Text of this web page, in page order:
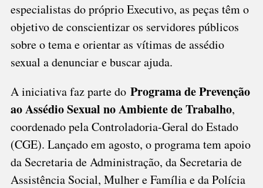
especialistas do próprio Executivo, as peças têm o
objetivo de conscientizar os servidores públicos
sobre o tema e orientar as vítimas de assédio
sexual a denunciar e buscar ajuda.
A iniciativa faz parte do Programa de Prevenção
ao Assédio Sexual no Ambiente de Trabalho,
coordenado pela Controladoria-Geral do Estado
(CGE). Lançado em agosto, o programa tem apoio
da Secretaria de Administração, da Secretaria de
Assistência Social, Mulher e Família e da Polícia